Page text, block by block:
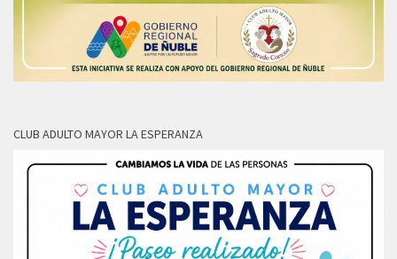
CLUB ADULTO MAYOR LA ESPERANZA